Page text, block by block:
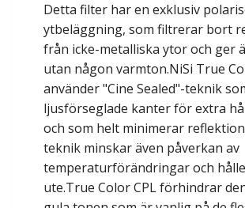
Detta filter har en exklusiv
ytbeläggning, som filtrerar bort
från icke-metalliska ytor och ger
utan någon varmton.NiSi True
använder "Cine Sealed"-teknik
ljusförseglade kanter för extra
och som helt minimerar
teknik minskar även påverkan av
temperaturförändringar och
ute.True Color CPL förhindrar